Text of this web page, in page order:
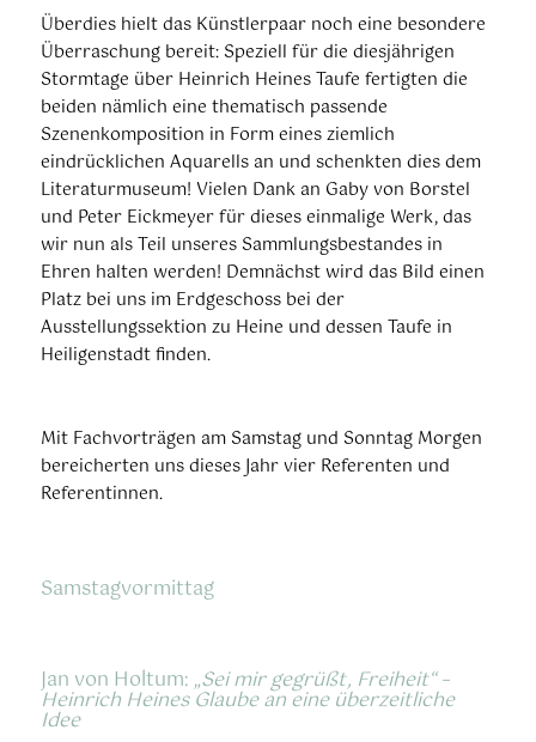
Überdies hielt das Künstlerpaar noch eine besondere
Überraschung bereit: Speziell für die diesjährigen
Stormtage über Heinrich Heines Taufe fertigten die
beiden nämlich eine thematisch passende
Szenenkomposition in Form eines ziemlich
eindrücklichen Aquarells an und schenkten dies dem
Literaturmuseum! Vielen Dank an Gaby von Borstel
und Peter Eickmeyer für dieses einmalige Werk, das
wir nun als Teil unseres Sammlungsbestandes in
Ehren halten werden! Demnächst wird das Bild einen
Platz bei uns im Erdgeschoss bei der
Ausstellungssektion zu Heine und dessen Taufe in
Heiligenstadt finden.
Mit Fachvorträgen am Samstag und Sonntag Morgen
bereicherten uns dieses Jahr vier Referenten und
Referentinnen.
Samstagvormittag
Jan von Holtum:„Sei mir gegrüßt, Freiheit“ –
Heinrich Heines Glaube an eine überzeitliche
Idee